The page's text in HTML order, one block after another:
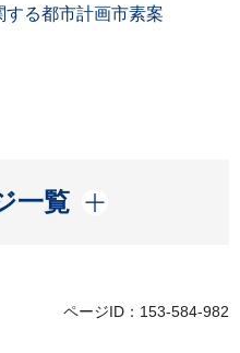
る都市計画市素案
一覧
く
ページID：153-584-982